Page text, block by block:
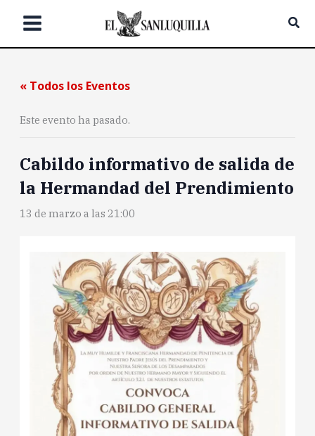
« Todos los Eventos
Este evento ha pasado.
Cabildo informativo de salida de
la Hermandad del Prendimiento
13 de marzo a las 21:00